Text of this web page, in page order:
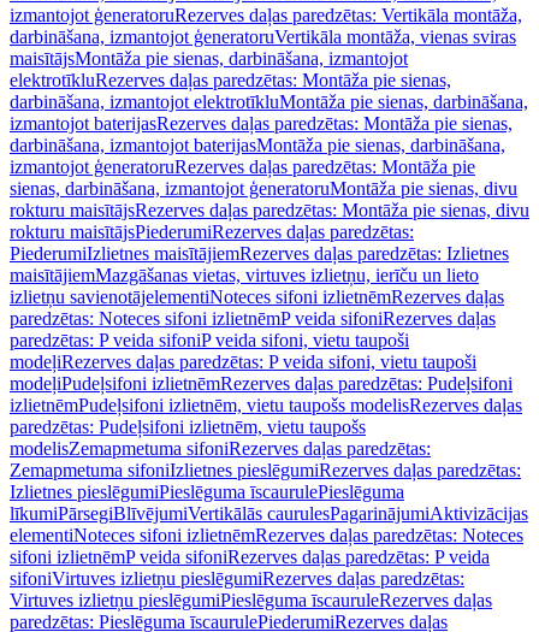
izmantojot ģeneratoruRezerves daļas paredzētas: Vertikāla montāža,
darbināšana, izmantojot ģeneratoruVertikāla montāža, vienas sviras
maisītājsMontāža pie sienas, darbināšana, izmantojot
elektrotīkluRezerves daļas paredzētas: Montāža pie sienas,
darbināšana, izmantojot elektrotīkluMontāža pie sienas, darbināšana,
izmantojot baterijasRezerves daļas paredzētas: Montāža pie sienas,
darbināšana, izmantojot baterijasMontāža pie sienas, darbināšana,
izmantojot ģeneratoruRezerves daļas paredzētas: Montāža pie
sienas, darbināšana, izmantojot ģeneratoruMontāža pie sienas, divu
rokturu maisītājsRezerves daļas paredzētas: Montāža pie sienas, divu
rokturu maisītājsPiederumiRezerves daļas paredzētas:
PiederumiIzlietnes maisītājiemRezerves daļas paredzētas: Izlietnes
maisītājiemMazgāšanas vietas, virtuves izlietņu, ierīču un lieto
izlietņu savienotājelementiNoteces sifoni izlietnēmRezerves daļas
paredzētas: Noteces sifoni izlietnēmP veida sifoniRezerves daļas
paredzētas: P veida sifoniP veida sifoni, vietu taupoši
modeļiRezerves daļas paredzētas: P veida sifoni, vietu taupoši
modeļiPudeļsifoni izlietnēmRezerves daļas paredzētas: Pudeļsifoni
izlietnēmPudeļsifoni izlietnēm, vietu taupošs modelisRezerves daļas
paredzētas: Pudeļsifoni izlietnēm, vietu taupošs
modelisZemapmetuma sifoniRezerves daļas paredzētas:
Zemapmetuma sifoniIzlietnes pieslēgumiRezerves daļas paredzētas:
Izlietnes pieslēgumiPieslēguma īscaurulePieslēguma
līkumiPārsegiBlīvējumiVertikālās caurulesPagarinājumiAktivizācijas
elementiNoteces sifoni izlietnēmRezerves daļas paredzētas: Noteces
sifoni izlietnēmP veida sifoniRezerves daļas paredzētas: P veida
sifoniVirtuves izlietņu pieslēgumiRezerves daļas paredzētas:
Virtuves izlietņu pieslēgumiPieslēguma īscauruleRezerves daļas
paredzētas: Pieslēguma īscaurulePiederumiRezerves daļas